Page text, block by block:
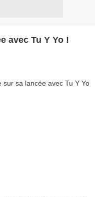
avec Tu Y Yo !